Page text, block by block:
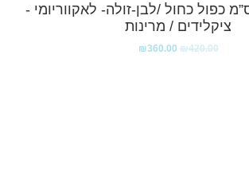
טיוב 142 ס”מ כפול כחול /לבן-זולה- לאקווריומי -
ציקלידים / מרינות
₪420.00
₪360.00